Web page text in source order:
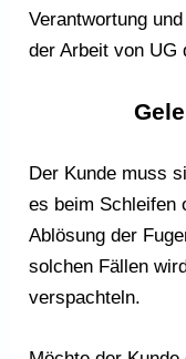
Verantwortung
der Arbeit von UG
Der Kunde muss
es beim Schleifen
Ablösung der
solchen Fällen
verspachteln.